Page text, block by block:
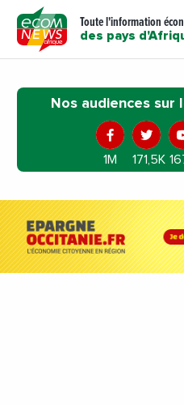
Toute l'information
des pays
Nos audiences sur
1M 171,5K